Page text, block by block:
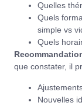
Quelles
Quels
simple vs
Quels
que constater, il
Nouvelles